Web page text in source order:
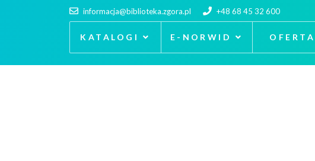
informacja@biblioteka.zgora.pl +48 68 45 32 600
KATALOGI E-NORWID OFERTA